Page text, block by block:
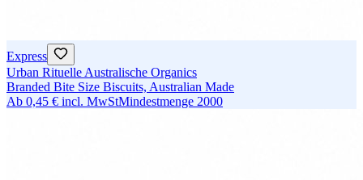
Express
Urban Rituelle Australische Organics
Branded Bite Size Biscuits, Australian Made
Ab 0,45 € incl. MwStMindestmenge 2000